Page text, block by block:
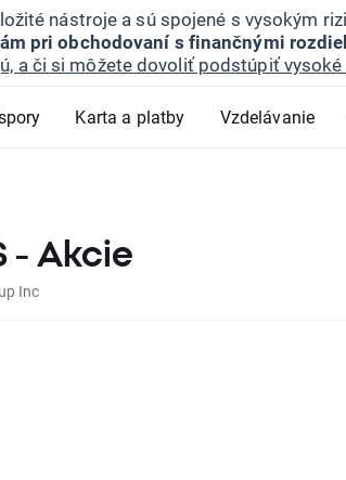
nástroje a sú spojené s vysokým
pri obchodovaní s finančnými
a či si môžete dovoliť podstúpiť
Karta a platby Vzdelávanie
- Akcie
Inc